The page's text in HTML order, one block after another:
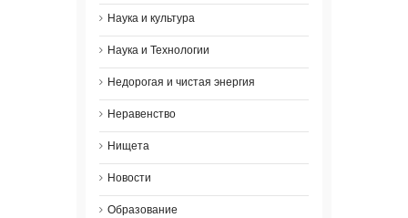
Наука и культура
Наука и Технологии
Недорогая и чистая энергия
Неравенство
Нищета
Новости
Образование